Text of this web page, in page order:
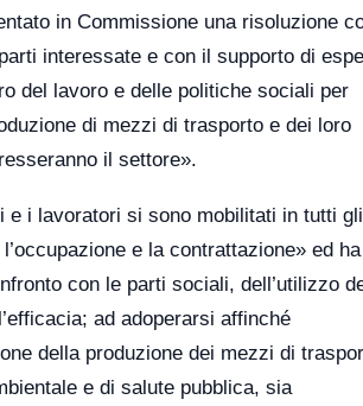
in Commissione una risoluzione
interessate e con il supporto di
del lavoro e delle politiche sociali per
di mezzi di trasporto e dei loro
il settore».
e i lavoratori si sono mobilitati in tutti gli
e la contrattazione» ed ha
con le parti sociali, dell’utilizzo
ad adoperarsi affinché
della produzione dei mezzi di
e di salute pubblica, sia